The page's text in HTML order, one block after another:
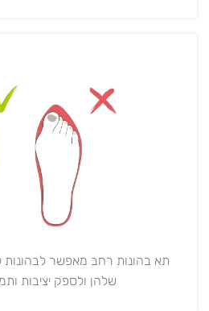
תא בהונות רחב מאפשר
שלהן ולספק יציבות